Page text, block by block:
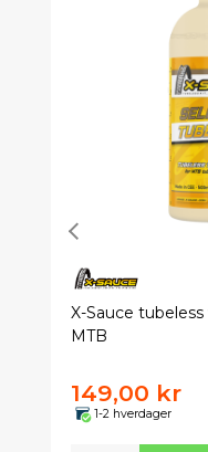
X-Sauce
MTB
149,00 kr
1-2 hverdager